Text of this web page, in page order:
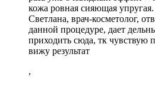
кожа ровная сияющая упругая.
Светлана, врач-косметолог,
данной процедуре, дает
приходить сюда, тк чувствую
вижу результат
,